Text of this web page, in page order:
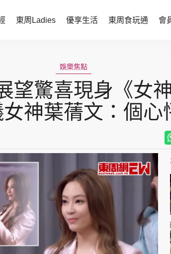
東周Ladies 優享生活 東周食玩通 會
時尚生活
健康醫美
玄學靈異
東勝運程
智富天下 李居明
神機妙算 李丞責
緣來有理 麥玲玲
娛樂焦點
望驚喜現身《女
神葉蒨文：個心